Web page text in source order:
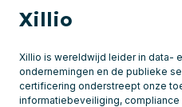
Xillio
Xillio is wereldwijd leider in data-
ondernemingen en de publieke
certificering onderstreept onze
informatiebeveiliging,